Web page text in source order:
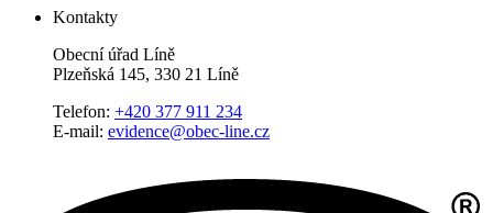
Kontakty
Obecní úřad Líně
Plzeňská 145, 330 21 Líně
Telefon: +420 377 911 234
E-mail: evidence@obec-line.cz